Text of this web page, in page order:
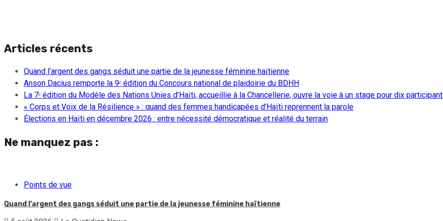
Articles récents
Quand l’argent des gangs séduit une partie de la jeunesse féminine haïtienne
Anson Dacius remporte la 9ᵉ édition du Concours national de plaidoirie du BDHH
La 7ᵉ édition du Modèle des Nations Unies d’Haïti, accueillie à la Chancellerie, ouvre la voie à un stage pour dix
« Corps et Voix de la Résilience » : quand des femmes handicapées d’Haïti reprennent la parole
Élections en Haïti en décembre 2026 : entre nécessité démocratique et réalité du terrain
Ne manquez pas :
Points de vue
Quand l’argent des gangs séduit une partie de la jeunesse féminine haïtienne